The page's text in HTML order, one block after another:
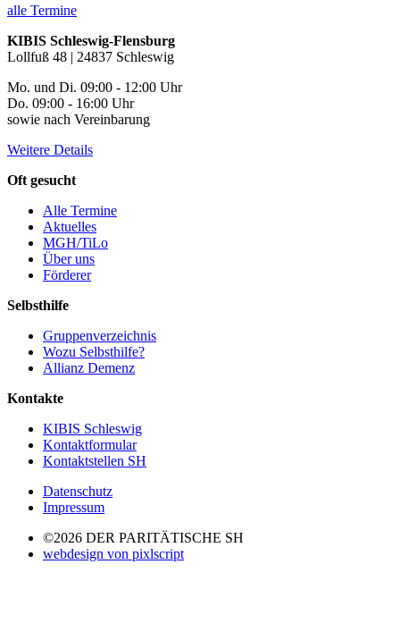
alle Termine
KIBIS Schleswig-Flensburg
Lollfuß 48 | 24837 Schleswig
Mo. und Di. 09:00 - 12:00 Uhr
Do. 09:00 - 16:00 Uhr
sowie nach Vereinbarung
Weitere Details
Oft gesucht
Alle Termine
Aktuelles
MGH/TiLo
Über uns
Förderer
Selbsthilfe
Gruppenverzeichnis
Wozu Selbsthilfe?
Allianz Demenz
Kontakte
KIBIS Schleswig
Kontaktformular
Kontaktstellen SH
Datenschutz
Impressum
©2026 DER PARITÄTISCHE SH
webdesign von pixlscript